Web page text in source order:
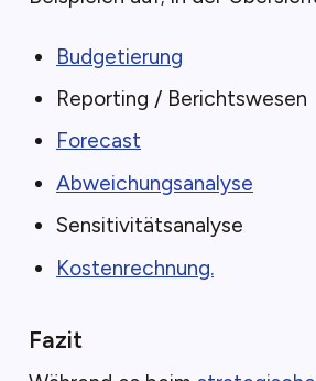
Budgetierung
Reporting / Berichtswesen
Forecast
Abweichungsanalyse
Sensitivitätsanalyse
Kostenrechnung.
Fazit